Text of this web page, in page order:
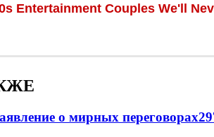
о мирных переговорах